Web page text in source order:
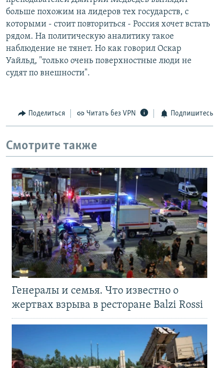
больше похожим на лидеров тех государств, с
которыми - стоит повториться - Россия хочет встать
рядом. На политическую аналитику такое
наблюдение не тянет. Но как говорил Оскар
Уайльд, "только очень поверхностные люди не
судят по внешности".
Поделиться Читать без VPN Подпишитесь
Смотрите также
Генералы и семья. Что известно о
жертвах взрыва в ресторане Balzi Rossi